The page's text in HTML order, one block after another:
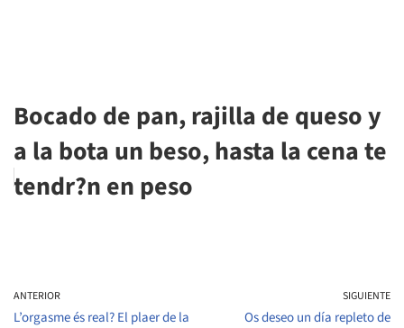
Bocado de pan, rajilla de queso y
a la bota un beso, hasta la cena te
tendr?n en peso
ANTERIOR
L’orgasme és real? El plaer de la
SIGUIENTE
Os deseo un día repleto de